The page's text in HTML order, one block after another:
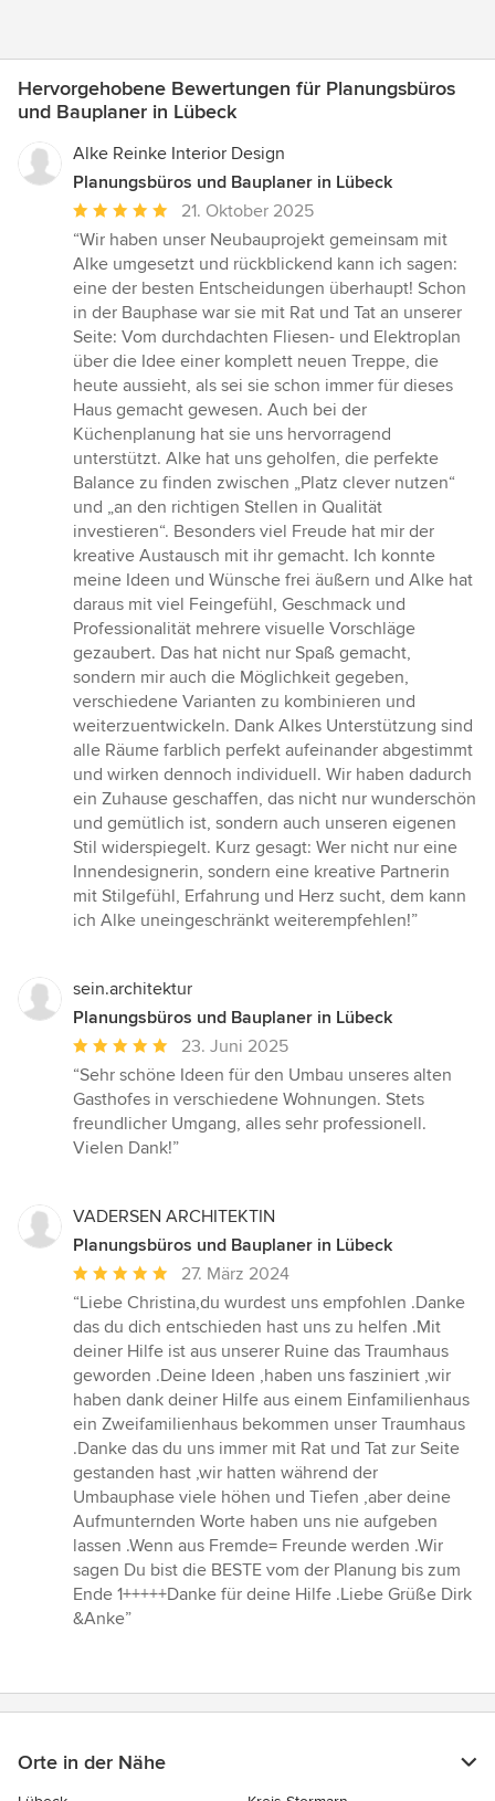
Hervorgehobene Bewertungen für Planungsbüros
und Bauplaner in Lübeck
Alke Reinke Interior Design
Planungsbüros und Bauplaner in Lübeck
Durchschnittliche
Bewertung:
5
von
5
Sternen
21. Oktober 2025
“Wir haben unser Neubauprojekt gemeinsam mit
Alke umgesetzt und rückblickend kann ich sagen:
eine der besten Entscheidungen überhaupt! Schon
in der Bauphase war sie mit Rat und Tat an unserer
Seite: Vom durchdachten Fliesen- und Elektroplan
über die Idee einer komplett neuen Treppe, die
heute aussieht, als sei sie schon immer für dieses
Haus gemacht gewesen. Auch bei der
Küchenplanung hat sie uns hervorragend
unterstützt. Alke hat uns geholfen, die perfekte
Balance zu finden zwischen „Platz clever nutzen“
und „an den richtigen Stellen in Qualität
investieren“. Besonders viel Freude hat mir der
kreative Austausch mit ihr gemacht. Ich konnte
meine Ideen und Wünsche frei äußern und Alke hat
daraus mit viel Feingefühl, Geschmack und
Professionalität mehrere visuelle Vorschläge
gezaubert. Das hat nicht nur Spaß gemacht,
sondern mir auch die Möglichkeit gegeben,
verschiedene Varianten zu kombinieren und
weiterzuentwickeln. Dank Alkes Unterstützung sind
alle Räume farblich perfekt aufeinander abgestimmt
und wirken dennoch individuell. Wir haben dadurch
ein Zuhause geschaffen, das nicht nur wunderschön
und gemütlich ist, sondern auch unseren eigenen
Stil widerspiegelt. Kurz gesagt: Wer nicht nur eine
Innendesignerin, sondern eine kreative Partnerin
mit Stilgefühl, Erfahrung und Herz sucht, dem kann
ich Alke uneingeschränkt weiterempfehlen!”
sein.architektur
Planungsbüros und Bauplaner in Lübeck
Durchschnittliche
Bewertung:
5
von
5
23. Juni 2025
“Sehr schöne Ideen für den Umbau unseres alten
Gasthofes in verschiedene Wohnungen. Stets
freundlicher Umgang, alles sehr professionell.
Vielen Dank!”
VADERSEN ARCHITEKTIN
Planungsbüros und Bauplaner in Lübeck
Durchschnittliche
Bewertung:
5
von
5
Sternen
27. März 2024
“Liebe Christina,du wurdest uns empfohlen .Danke
das du dich entschieden hast uns zu helfen .Mit
deiner Hilfe ist aus unserer Ruine das Traumhaus
geworden .Deine Ideen ,haben uns fasziniert ,wir
haben dank deiner Hilfe aus einem Einfamilienhaus
ein Zweifamilienhaus bekommen unser Traumhaus
.Danke das du uns immer mit Rat und Tat zur Seite
gestanden hast ,wir hatten während der
Umbauphase viele höhen und Tiefen ,aber deine
Aufmunternden Worte haben uns nie aufgeben
lassen .Wenn aus Fremde= Freunde werden .Wir
sagen Du bist die BESTE vom der Planung bis zum
Ende 1+++++Danke für deine Hilfe .Liebe Grüße Dirk
&Anke”
Orte in der Nähe